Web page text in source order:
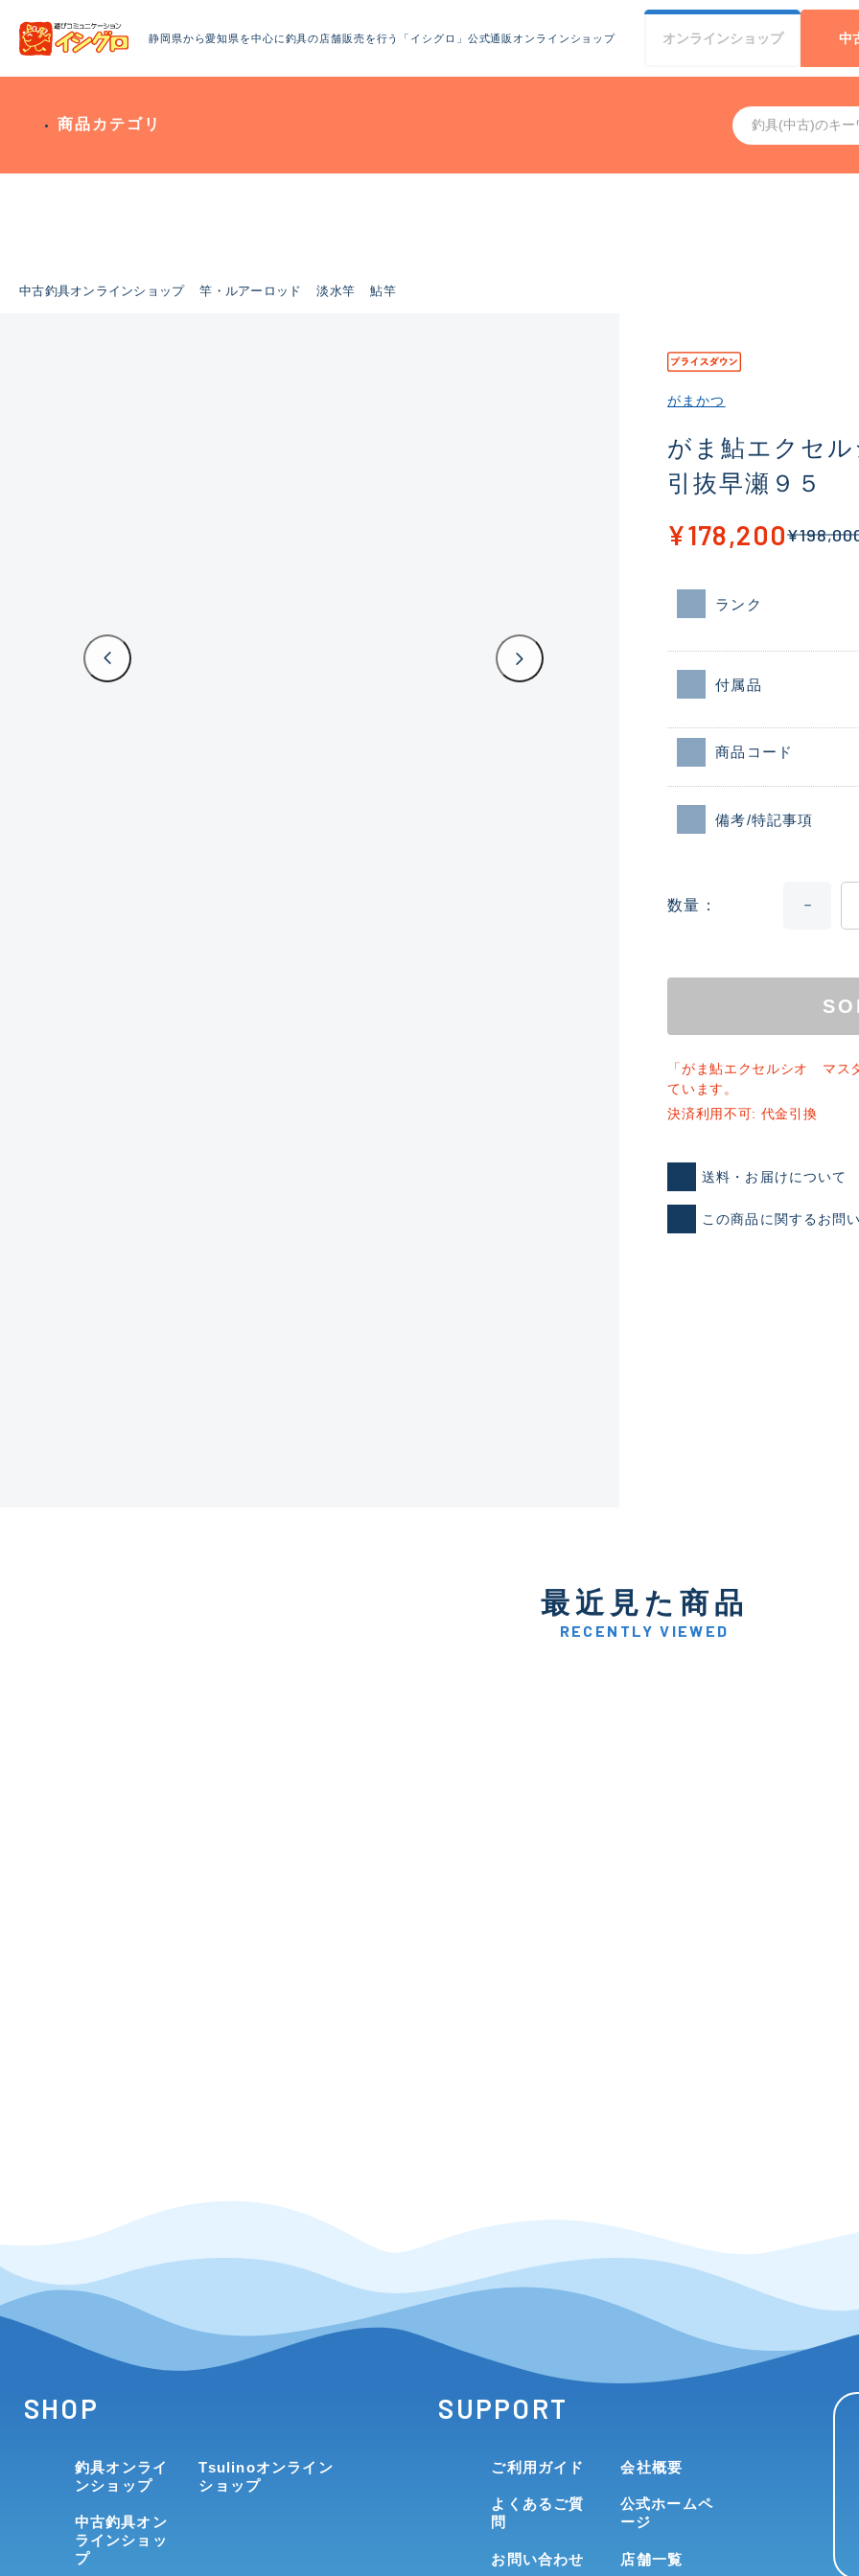
静岡県から愛知県を中心に釣具の店舗販売を行う「イシグロ」公式通販オンラインショップ オンラインショップ 中
商品カテゴリ
中古釣具オンラインショップ 竿・ルアーロッド 淡水竿 鮎竿
ランクとは？
新古品（メーカー問屋から
※店頭展示時の置き傷が付いて
C-
かなり使用感があり、全体
い品
がまかつ
がま鮎エクセ
引抜早瀬９５
¥178,200
ランク
付属品
商品コード
備考/特記事項
数量
「がま鮎エクセルシオ マス
ています。
決済利用不可: 代金引換
送料・お届けについて
この商品に関するお問
最近見た商品
RECENTLY VIEWED
SHOP
釣具オンライ
ンショップ
中古釣具オン
ラインショッ
プ
Tsulinoオンライン
ショップ
SUPPORT
ご利用ガイド
よくあるご質
問
お問い合わせ
会社概要
公式ホームペ
ージ
店舗一覧